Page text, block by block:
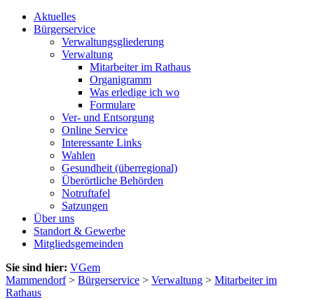
Aktuelles
Bürgerservice
Verwaltungsgliederung
Verwaltung
Mitarbeiter im Rathaus
Organigramm
Was erledige ich wo
Formulare
Ver- und Entsorgung
Online Service
Interessante Links
Wahlen
Gesundheit (überregional)
Überörtliche Behörden
Notruftafel
Satzungen
Über uns
Standort & Gewerbe
Mitgliedsgemeinden
Sie sind hier: VGem
Mammendorf> Bürgerservice > Verwaltung > Mitarbeiter im
Rathaus